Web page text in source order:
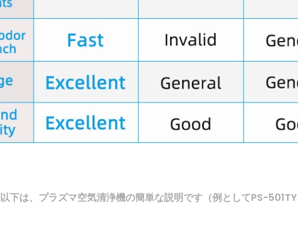
以下は、プラズマ空気清浄機の簡単な説明です（例としてPS-501TY